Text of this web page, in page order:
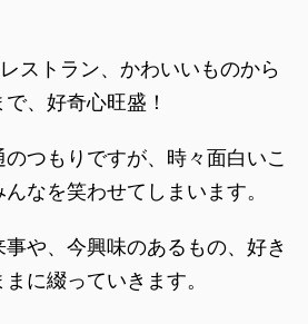
ストラン、かわいいものから
、好奇心旺盛！
つもりですが、時々面白いこ
なを笑わせてしまいます。
や、今興味のあるもの、好き
に綴っていきます。